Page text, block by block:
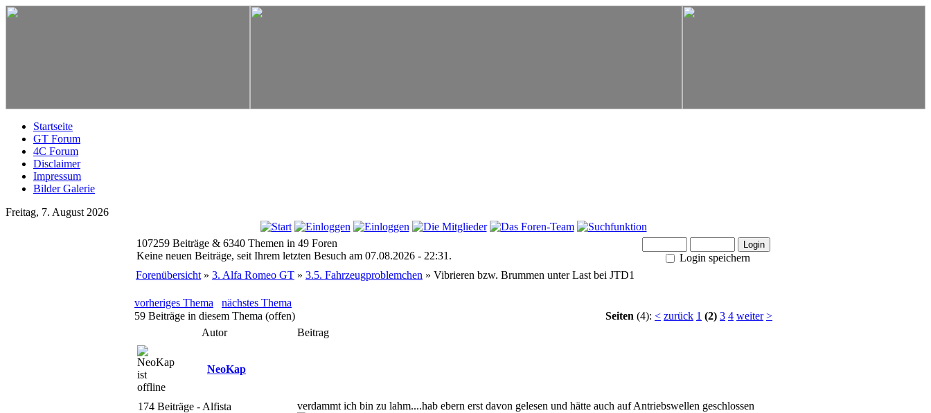
Startseite
GT Forum
4C Forum
Disclaimer
Impressum
Bilder Galerie
Freitag, 7. August 2026
107259 Beiträge & 6340 Themen in 49 Foren
Keine neuen Beiträge, seit Ihrem letzten Besuch am 07.08.2026 - 22:31.
Login speichern
Forenübersicht » 3. Alfa Romeo GT » 3.5. Fahrzeugproblemchen » Vibrieren bzw. Brummen unter Last bei JTD1
vorheriges Thema
nächstes Thema
59 Beiträge in diesem Thema (offen)
Seiten (4): < zurück 1 (2) 3 4 weiter >
Autor
Beitrag
NeoKap
174 Beiträge - Alfista verdammt ich bin zu lahm....hab ebern erst davon gelesen und hätte auch auf Antriebswellen geschlossen